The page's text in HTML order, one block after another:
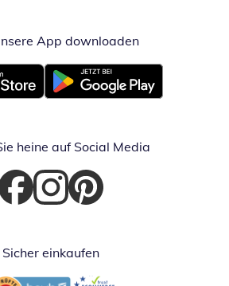
App downloadenÖffnet in
Fenster
Öffnet in neuem Fenster
heine auf Social Media
Öffnet in neuem Fenster
Öffnet in neuem Fenster
Öffnet in neuem Fenster
Sicher einkaufen